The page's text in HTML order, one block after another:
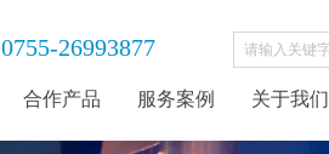
0755-26993877
合作产品 服务案例 关于我们